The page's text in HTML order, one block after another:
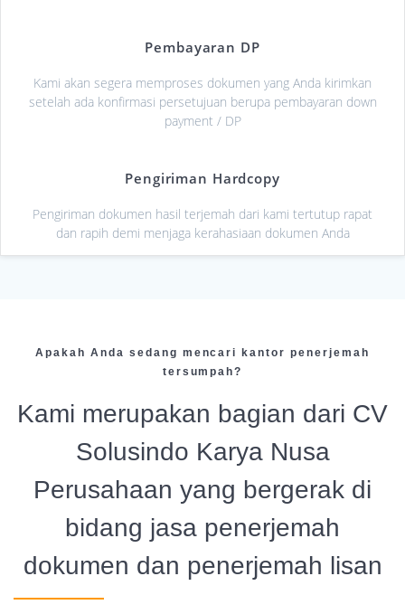
Pembayaran DP
Kami akan segera memproses dokumen yang Anda kirimkan
setelah ada konfirmasi persetujuan berupa pembayaran down
payment / DP
Pengiriman Hardcopy
Pengiriman dokumen hasil terjemah dari kami tertutup rapat
dan rapih demi menjaga kerahasiaan dokumen Anda
Apakah Anda sedang mencari kantor penerjemah
tersumpah?
Kami merupakan bagian dari CV
Solusindo Karya Nusa
Perusahaan yang bergerak di
bidang jasa penerjemah
dokumen dan penerjemah lisan